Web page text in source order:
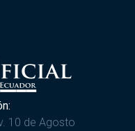
10 de Agosto